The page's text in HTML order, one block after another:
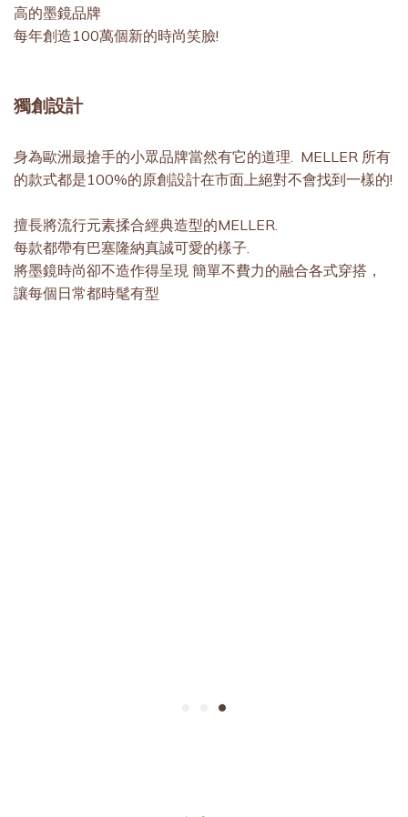
高的墨鏡品牌
每年創造100萬個新的時尚笑臉!
獨創設計
身為歐洲最搶手的小眾品牌當然有它的道理. MELLER 所有
的款式都是100%的原創設計在市面上絕對不會找到一樣的!
擅長將流行元素揉合經典造型的MELLER.
每款都帶有巴塞隆納真誠可愛的樣子.
將墨鏡時尚卻不造作得呈現 簡單不費力的融合各式穿搭，
讓每個日常都時髦有型